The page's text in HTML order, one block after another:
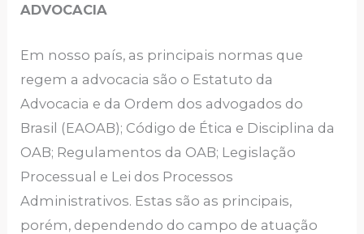
ADVOCACIA
Em nosso país, as principais normas que
regem a advocacia são o Estatuto da
Advocacia e da Ordem dos advogados do
Brasil (EAOAB); Código de Ética e Disciplina da
OAB; Regulamentos da OAB; Legislação
Processual e Lei dos Processos
Administrativos. Estas são as principais,
porém, dependendo do campo de atuação